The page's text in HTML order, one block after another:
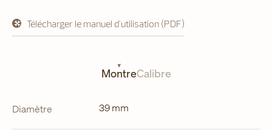
Télécharger le manuel d'utilisation (PDF)
s'ouvre
dans
MontreCalibre
Diamètre 39 mm